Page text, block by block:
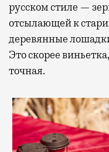
русском стиле —
отсылающей к
деревянные
Это скорее
точная.